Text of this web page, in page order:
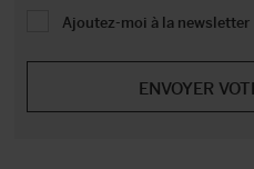
Ajoutez-moi à la newsletter